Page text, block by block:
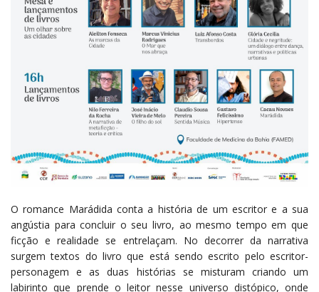
O romance Marádida conta a história de um escritor e a sua
angústia para concluir o seu livro, ao mesmo tempo em que
ficção e realidade se entrelaçam. No decorrer da narrativa
surgem textos do livro que está sendo escrito pelo escritor-
personagem e as duas histórias se misturam criando um
labirinto que prende o leitor nesse universo distópico, onde